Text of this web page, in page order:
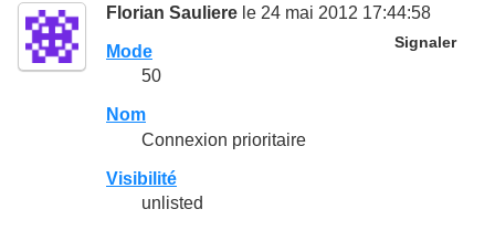
Florian Sauliere le 24 mai 2012 17:44:58
Signaler
Mode
50
Nom
Connexion prioritaire
Visibilité
unlisted